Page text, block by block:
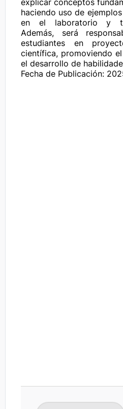
explicar conceptos
haciendo uso de
en el laboratorio y
Además, será
estudiantes en
científica, promoviendo
el desarrollo de
Fecha de Publicación: